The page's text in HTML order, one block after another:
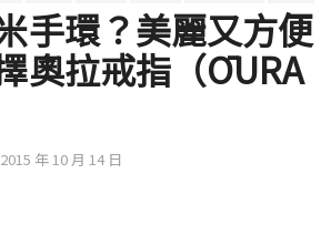
手環？美麗又方便
奧拉戒指（ŌURA
2015 年 10 月 14 日